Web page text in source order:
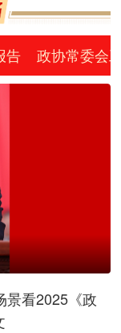
告 政协常委会
景看2025《政